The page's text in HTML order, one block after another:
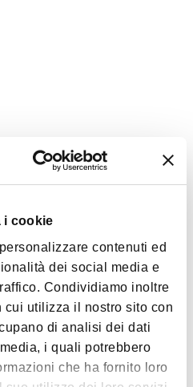
i cookie
contenuti ed
dei social media e
Condividiamo inoltre
cui utilizza il nostro sito con
di analisi dei dati
i quali potrebbero
che ha fornito loro
red tortelloni with white
desserts